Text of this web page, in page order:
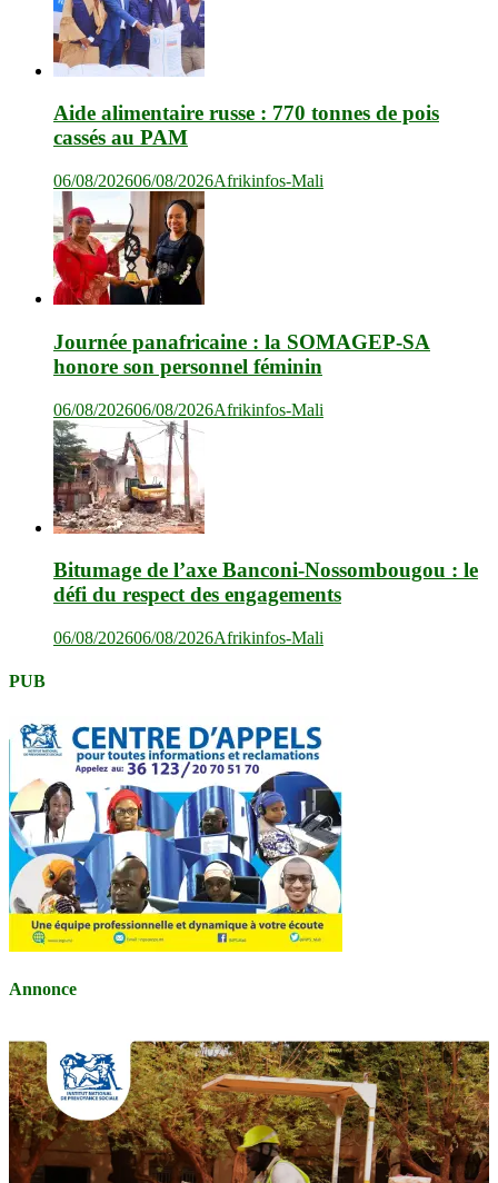
Aide alimentaire russe : 770 tonnes de pois
cassés au PAM
06/08/202606/08/2026Afrikinfos-Mali
Journée panafricaine : la SOMAGEP-SA
honore son personnel féminin
06/08/202606/08/2026Afrikinfos-Mali
Bitumage de l’axe Banconi-Nossombougou : le
défi du respect des engagements
06/08/202606/08/2026Afrikinfos-Mali
PUB
Annonce